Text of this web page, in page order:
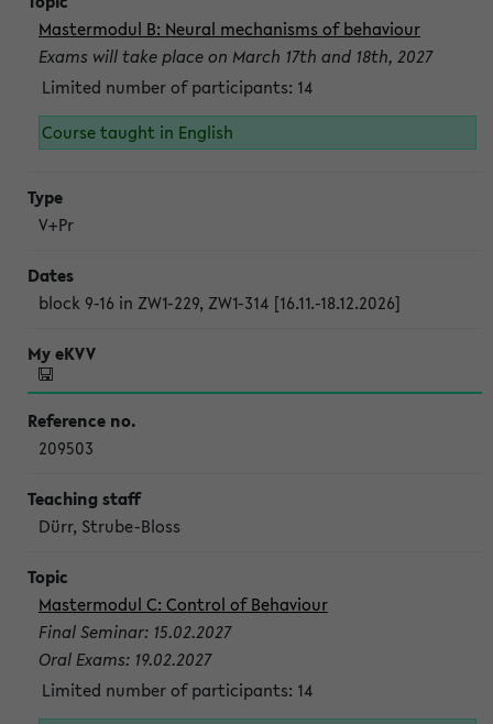
Mastermodul B: Neural mechanisms of behaviour
Exams will take place on March 17th and 18th, 2027
Limited number of participants: 14
Course taught in English
V+Pr
block 9-16 in ZW1-229, ZW1-314 [16.11.-18.12.2026]
209503
Dürr, Strube-Bloss
Mastermodul C: Control of Behaviour
Final Seminar: 15.02.2027
Oral Exams: 19.02.2027
Limited number of participants: 14